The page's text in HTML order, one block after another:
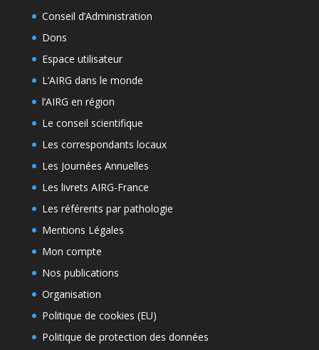
Conseil d’Administration
Dons
Espace utilisateur
L’AIRG dans le monde
l’AIRG en région
Le conseil scientifique
Les correspondants locaux
Les Journées Annuelles
Les livrets AIRG-France
Les référents par pathologie
Mentions Légales
Mon compte
Nos publications
Organisation
Politique de cookies (EU)
Politique de protection des données